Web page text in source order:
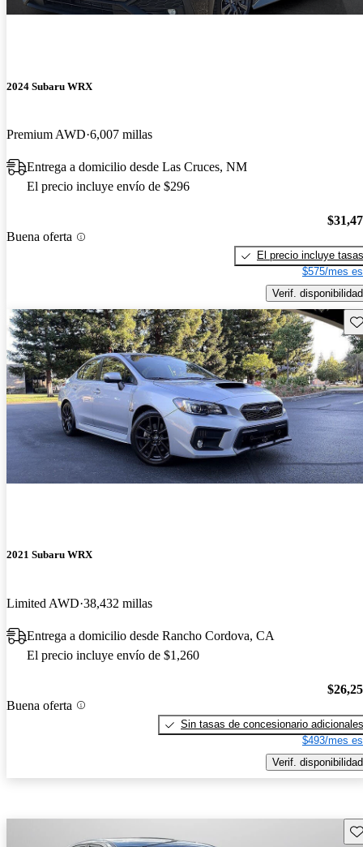
2024 Subaru WRX
Premium AWD 6,007 millas
Entrega a domicilio desde Las Cruces, NM
El precio incluye envío de $296
Buena oferta
El precio incluye tasas
$575/mes
Verif. disponibilidad
2021 Subaru WRX
Limited AWD 38,432 millas
Entrega a domicilio desde Rancho Cordova, CA
El precio incluye envío de $1,260
Buena oferta
Sin tasas de concesionario adicionales
$493/mes
Verif. disponibilidad